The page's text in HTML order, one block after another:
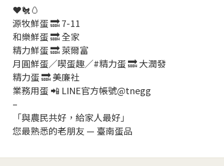
❤️🐔🥚
源牧鮮蛋 🔜 7-11
和樂鮮蛋 🔜 全家
精力鮮蛋 🔜 萊爾富
月圓鮮蛋／喫蛋趣／#精力蛋 🔜 大潤發
精力蛋 🔜 美廉社
業務用蛋 📲 LINE官方帳號@tnegg
–
「與農民共好，給家人最好」
您最熟悉的老朋友 — 臺南蛋品